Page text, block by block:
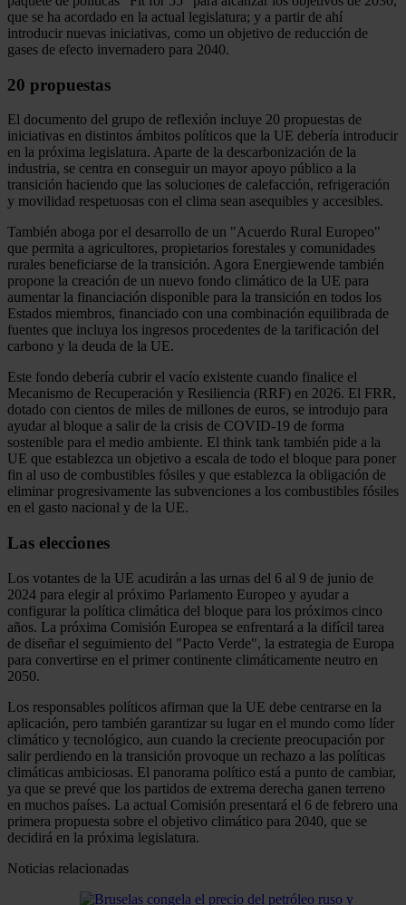
que se ha acordado en la actual legislatura; y a partir de ahí
introducir nuevas iniciativas, como un objetivo de reducción de
gases de efecto invernadero para 2040.
20 propuestas
El documento del grupo de reflexión incluye 20 propuestas de
iniciativas en distintos ámbitos políticos que la UE debería introducir
en la próxima legislatura. Aparte de la descarbonización de la
industria, se centra en conseguir un mayor apoyo público a la
transición haciendo que las soluciones de calefacción, refrigeración
y movilidad respetuosas con el clima sean asequibles y accesibles.
También aboga por el desarrollo de un "Acuerdo Rural Europeo"
que permita a agricultores, propietarios forestales y comunidades
rurales beneficiarse de la transición. Agora Energiewende también
propone la creación de un nuevo fondo climático de la UE para
aumentar la financiación disponible para la transición en todos los
Estados miembros, financiado con una combinación equilibrada de
fuentes que incluya los ingresos procedentes de la tarificación del
carbono y la deuda de la UE.
Este fondo debería cubrir el vacío existente cuando finalice el
Mecanismo de Recuperación y Resiliencia (RRF) en 2026. El FRR,
dotado con cientos de miles de millones de euros, se introdujo para
ayudar al bloque a salir de la crisis de COVID-19 de forma
sostenible para el medio ambiente. El think tank también pide a la
UE que establezca un objetivo a escala de todo el bloque para poner
fin al uso de combustibles fósiles y que establezca la obligación de
eliminar progresivamente las subvenciones a los combustibles fósiles
en el gasto nacional y de la UE.
Las elecciones
Los votantes de la UE acudirán a las urnas del 6 al 9 de junio de
2024 para elegir al próximo Parlamento Europeo y ayudar a
configurar la política climática del bloque para los próximos cinco
años. La próxima Comisión Europea se enfrentará a la difícil tarea
de diseñar el seguimiento del "Pacto Verde", la estrategia de Europa
para convertirse en el primer continente climáticamente neutro en
2050.
Los responsables políticos afirman que la UE debe centrarse en la
aplicación, pero también garantizar su lugar en el mundo como líder
climático y tecnológico, aun cuando la creciente preocupación por
salir perdiendo en la transición provoque un rechazo a las políticas
climáticas ambiciosas. El panorama político está a punto de cambiar,
ya que se prevé que los partidos de extrema derecha ganen terreno
en muchos países. La actual Comisión presentará el 6 de febrero una
primera propuesta sobre el objetivo climático para 2040, que se
decidirá en la próxima legislatura.
Noticias relacionadas